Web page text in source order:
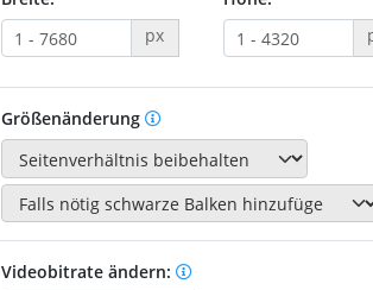
px
Größenänderung
Videobitrate ändern: